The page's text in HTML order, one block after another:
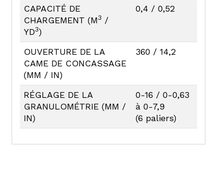
CAPACITÉ DE
CHARGEMENT (M3 /
YD3)
0,4 / 0,52
OUVERTURE DE LA
CAME DE CONCASSAGE
(MM / IN)
360 / 14,2
RÉGLAGE DE LA
GRANULOMÉTRIE (MM /
IN)
0-16 / 0-0,63
à 0-7,9
(6 paliers)